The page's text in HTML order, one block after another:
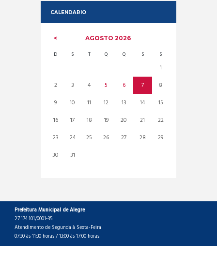
CALENDARIO
AGOSTO2026
D S T Q Q S S
1
2
3 4 5 6 7
8
9
10 11 12 13 14
15
16
17 18 19 20 21
22
23
24 25 26 27 28
29
30
31
Prefeitura Municipal de Alegre
27.174.101/0001-35
Atendimento de Segunda à Sexta-Feira
07:30 às 11:30 horas / 13:00 às 17:00 horas